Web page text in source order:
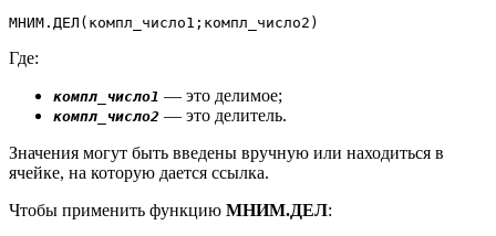
МНИМ.ДЕЛ(компл_число1;компл_число2)
Где:
компл_число1 — это делимое;
компл_число2 — это делитель.
Значения могут быть введены вручную или находиться в
ячейке, на которую дается ссылка.
Чтобы применить функцию МНИМ.ДЕЛ: